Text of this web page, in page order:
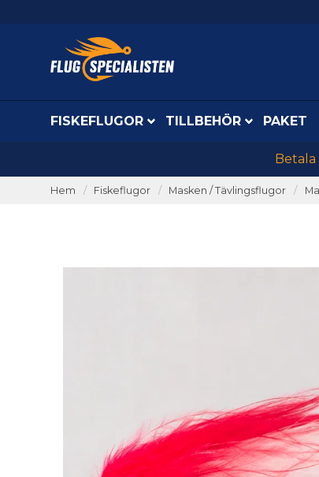
FISKEFLUGOR TILLBEHÖR PAKET
Betala
Hem Fiskeflugor Masken / Tävlingsflugor